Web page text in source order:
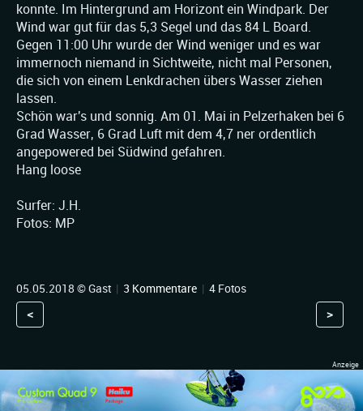
konnte. Im Hintergrund am Horizont ein Windpark. Der
Wind war gut für das 5,3 Segel und das 84 L Board.
Gegen 11:00 Uhr wurde der Wind weniger und es war
immernoch niemand in Sichtweite, nicht mal Personen,
die sich von einem Lenkdrachen übers Wasser ziehen
lassen.
Schön war's und sonnig. Am 01. Mai in Pelzerhaken bei 6
Grad Wasser, 6 Grad Luft mit dem 4,7 ner ordentlich
angepowered bei Südwind gefahren.
Hang loose
Surfer: J.H.
Fotos: MP
05.05.2018 © Gast | 3 Kommentare | 4 Fotos
< >